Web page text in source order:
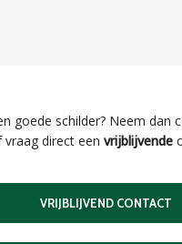
goede schilder? Neem dan
direct een vrijblijvende
VRIJBLIJVEND CONTACT